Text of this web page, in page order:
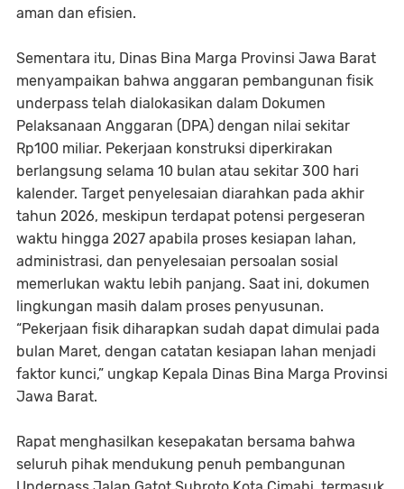
aman dan efisien.
Sementara itu, Dinas Bina Marga Provinsi Jawa Barat
menyampaikan bahwa anggaran pembangunan fisik
underpass telah dialokasikan dalam Dokumen
Pelaksanaan Anggaran (DPA) dengan nilai sekitar
Rp100 miliar. Pekerjaan konstruksi diperkirakan
berlangsung selama 10 bulan atau sekitar 300 hari
kalender. Target penyelesaian diarahkan pada akhir
tahun 2026, meskipun terdapat potensi pergeseran
waktu hingga 2027 apabila proses kesiapan lahan,
administrasi, dan penyelesaian persoalan sosial
memerlukan waktu lebih panjang. Saat ini, dokumen
lingkungan masih dalam proses penyusunan.
“Pekerjaan fisik diharapkan sudah dapat dimulai pada
bulan Maret, dengan catatan kesiapan lahan menjadi
faktor kunci,” ungkap Kepala Dinas Bina Marga Provinsi
Jawa Barat.
Rapat menghasilkan kesepakatan bersama bahwa
seluruh pihak mendukung penuh pembangunan